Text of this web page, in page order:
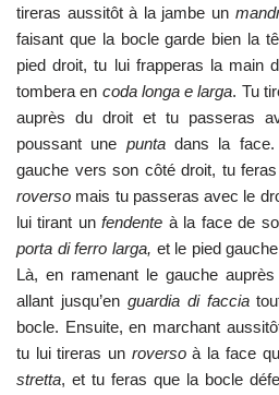
tireras aussitôt à la jambe un
faisant que la bocle garde bien la
pied droit, tu lui frapperas la main
tombera en coda longa e larga. Tu
auprès du droit et tu passeras
poussant une puntadans la face.
gauche vers son côté droit, tu
roverso mais tu passeras avec le
lui tirant unfendente à la face de
porta di ferro larga, et le pied
Là, en ramenant le gauche
allant jusqu’en guardia di faccia
bocle. Ensuite, en marchant
tu lui tireras un roversoà la face
stretta, et tu feras que la bocle